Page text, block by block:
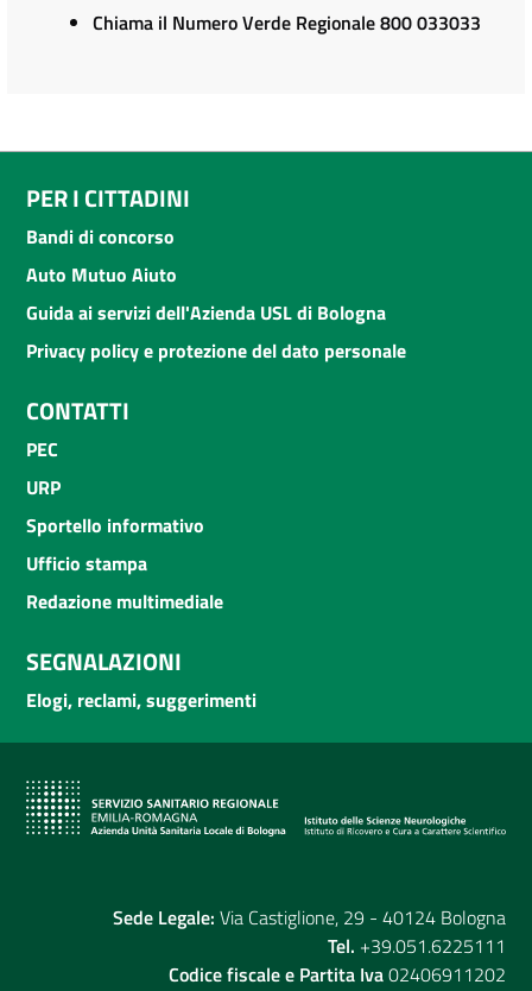
Chiama il Numero Verde Regionale 800 033033
PER I CITTADINI
Bandi di concorso
Auto Mutuo Aiuto
Guida ai servizi dell'Azienda USL di Bologna
Privacy policy e protezione del dato personale
CONTATTI
PEC
URP
Sportello informativo
Ufficio stampa
Redazione multimediale
SEGNALAZIONI
Elogi, reclami, suggerimenti
Sede Legale: Via Castiglione, 29 - 40124 Bologna
Tel. +39.051.6225111
Codice fiscale e Partita Iva02406911202